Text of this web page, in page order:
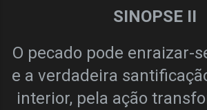
SINOPSE II
O pecado pode enraizar-
e a verdadeira
interior, pela ação